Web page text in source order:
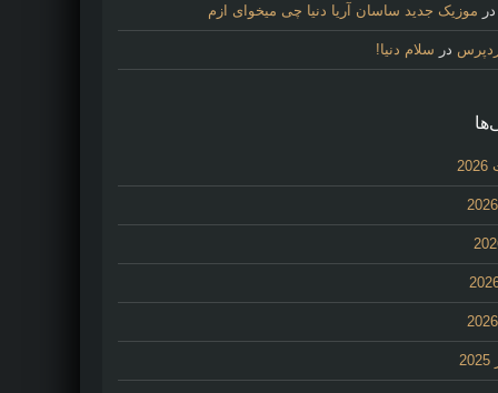
موزیک جدید ساسان آریا دنیا چی میخوای ازم
در سلام دنیا!